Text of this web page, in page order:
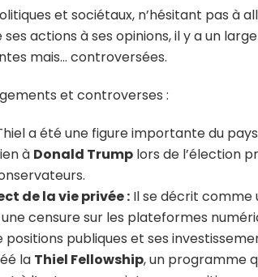
et sociétaux, n’hésitant pas à
actions à ses opinions, il y a un
mais… controversées.
et controverses :
a été une figure importante du
à Donald Trump lors de l’élection
de la vie privée : Il se décrit comme
censure sur les plateformes
publiques et ses
la Thiel Fellowship, un programme